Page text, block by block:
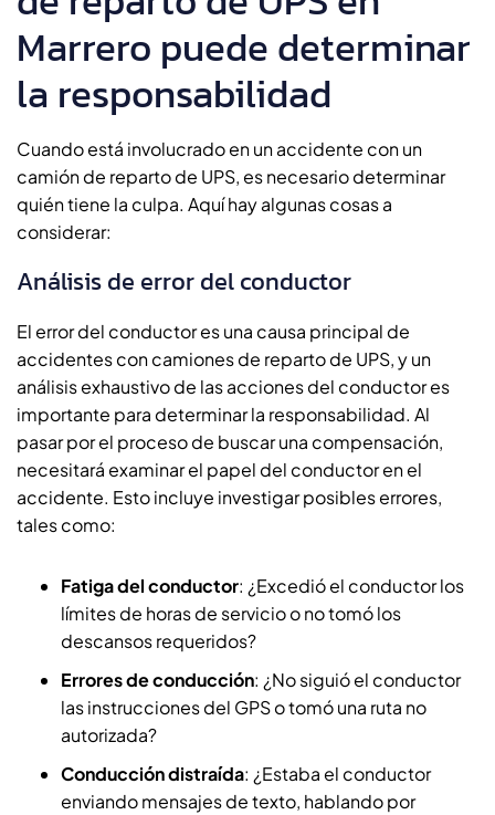
Marrero puede determinar
la responsabilidad
Cuando está involucrado en un accidente con un
camión de reparto de UPS, es necesario determinar
quién tiene la culpa. Aquí hay algunas cosas a
considerar:
Análisis de error del conductor
El error del conductor es una causa principal de
accidentes con camiones de reparto de UPS, y un
análisis exhaustivo de las acciones del conductor es
importante para determinar la responsabilidad. Al
pasar por el proceso de buscar una compensación,
necesitará examinar el papel del conductor en el
accidente. Esto incluye investigar posibles errores,
tales como:
Fatiga del conductor: ¿Excedió el conductor los
límites de horas de servicio o no tomó los
descansos requeridos?
Errores de conducción: ¿No siguió el conductor
las instrucciones del GPS o tomó una ruta no
autorizada?
Conducción distraída: ¿Estaba el conductor
enviando mensajes de texto, hablando por